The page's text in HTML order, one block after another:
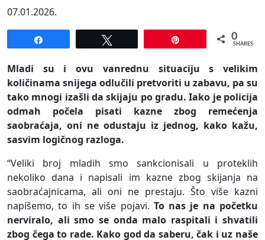
07.01.2026.
0
SHARES
Mladi su i ovu vanrednu situaciju s velikim
količinama snijega odlučili pretvoriti u zabavu, pa su
tako mnogi izašli da skijaju po gradu. Iako je policija
odmah počela pisati kazne zbog remećenja
saobraćaja, oni ne odustaju iz jednog, kako kažu,
sasvim logičnog razloga.
“Veliki broj mladih smo sankcionisali u proteklih
nekoliko dana i napisali im kazne zbog skijanja na
saobraćajnicama, ali oni ne prestaju. Što više kazni
napišemo, to ih se više pojavi. To nas je na početku
nerviralo, ali smo se onda malo raspitali i shvatili
zbog čega to rade. Kako god da saberu, čak i uz naše